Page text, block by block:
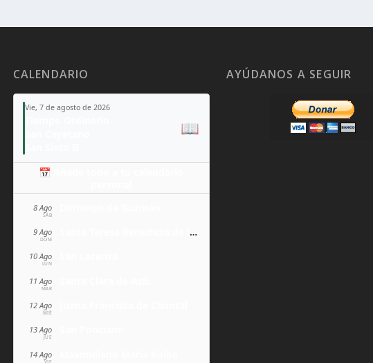
CALENDARIO
Vie, 7 de agosto de 2026
📖
📅 Añade todo a tu calendario
8 Ago
SÁB
9 Ago
DOM
Santa Teresa Benedicta de la Cruz
10 Ago
LUN
11 Ago
MAR
12 Ago
MIÉ
13 Ago
JUE
14 Ago
VIE
AYÚDANOS A SEGUIR